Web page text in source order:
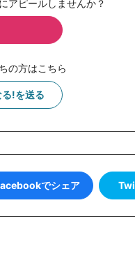
アピールしませんか？
の方はこちら
!を送る
でシェア